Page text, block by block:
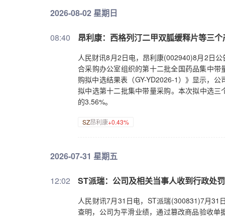
2026-08-02 星期日
08:40 昂利康：西格列汀二甲双胍缓释片等三
人民财讯8月2日电，昂利康(002940)8月2日
合采购办公室组织的第十二批全国药品集中
购拟中选结果表（GY-YD2026-1）》显示，
拟中选第十二批集中带量采购。本次拟中选
的3.56%。
SZ昂利康+0.43%
2026-07-31 星期五
12:02 ST派瑞：公司及相关当事人收到行政处
人民财讯7月31日电，ST派瑞(300831)7月31
查明，公司为平滑业绩，通过篡改商品验收